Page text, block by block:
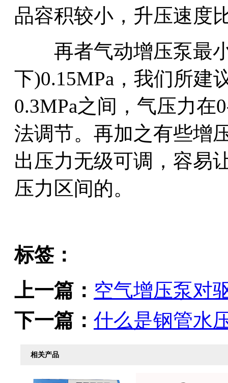
品容积较小，升压速度
再者气动增压泵最小
下)0.15MPa，我们所建
0.3MPa之间，气压力在
法调节。再加之有些增
出压力无级可调，容易
压力区间的。
标签：
上一篇： 空气增压泵对
下一篇： 什么是钢管水
相关产品